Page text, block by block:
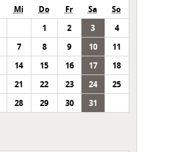
Mi Do Fr Sa
So
1
2 3
4
7 8 9 10
11
14 15 16 17
18
21 22 23 24
25
28 29 30 31